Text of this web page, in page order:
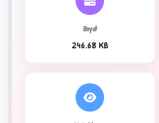
Boyut
246.68 KB